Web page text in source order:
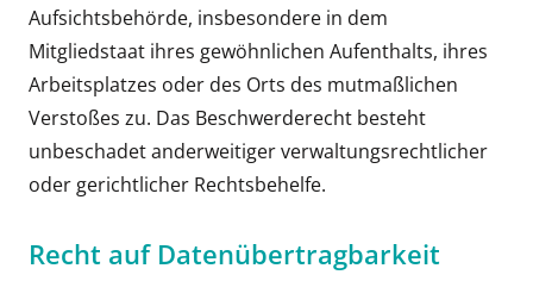
Aufsichtsbehörde, insbesondere in dem
Mitgliedstaat ihres gewöhnlichen Aufenthalts, ihres
Arbeitsplatzes oder des Orts des mutmaßlichen
Verstoßes zu. Das Beschwerderecht besteht
unbeschadet anderweitiger verwaltungsrechtlicher
oder gerichtlicher Rechtsbehelfe.
Recht auf Daten­übertrag­barkeit